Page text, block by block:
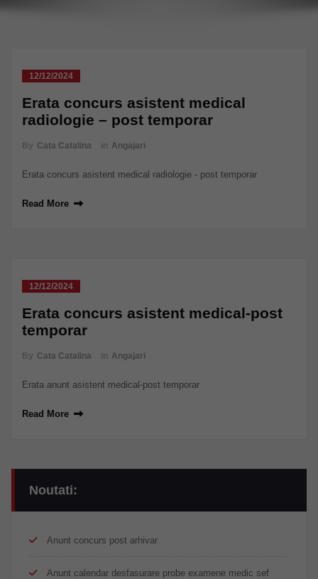
12/12/2024
Erata concurs asistent medical
radiologie – post temporar
By Cata Catalina in Angajari
Erata concurs asistent medical radiologie - post temporar
Read More
12/12/2024
Erata concurs asistent medical-post
temporar
By Cata Catalina in Angajari
Erata anunt asistent medical-post temporar
Read More
Noutati:
Anunt concurs post arhivar
Anunt calendar desfasurare probe examene medic sef